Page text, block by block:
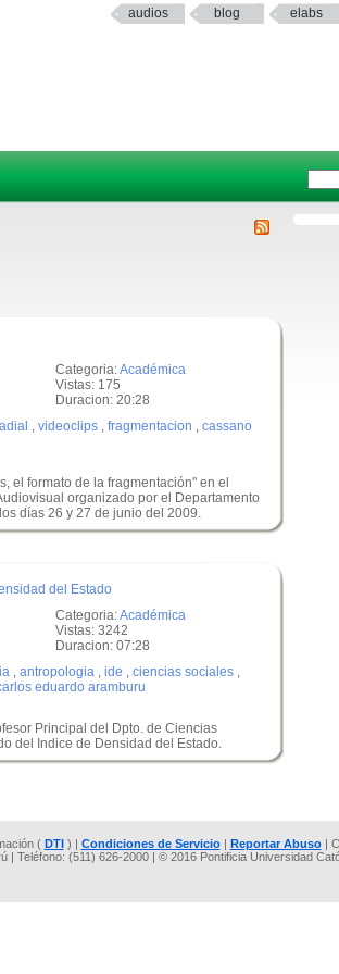
audios blog elabs
Categoria:Académica
Vistas: 175
Duracion: 20:28
, videoclips , fragmentacion , cassano
el formato de la fragmentación" en el
organizado por el Departamento
días 26 y 27 de junio del 2009.
del Estado
Categoria:Académica
Vistas: 3242
Duracion: 07:28
, antropologia , ide , ciencias sociales ,
eduardo aramburu
Principal del Dpto. de Ciencias
del Indice de Densidad del Estado.
( DTI) | Condiciones de Servicio| Reportar Abuso|
| Teléfono: (511) 626-2000 | © 2016 Pontificia Universidad